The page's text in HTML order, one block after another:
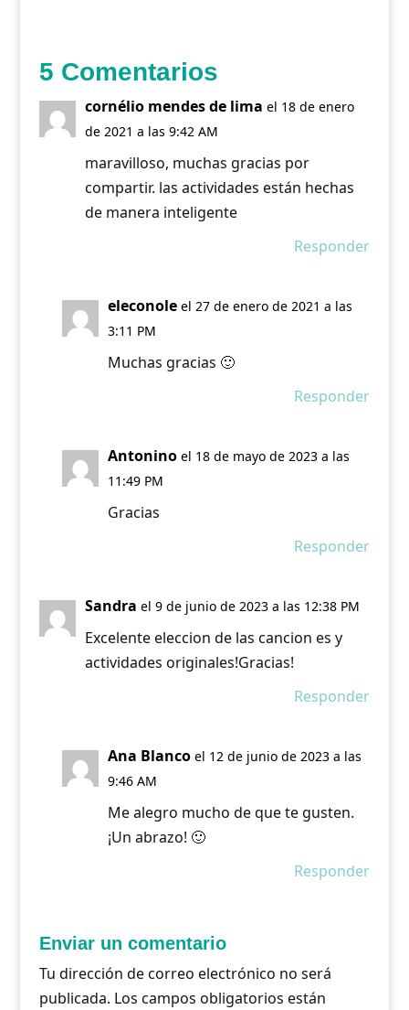
5 Comentarios
cornélio mendes de lima el 18 de enero
de 2021 a las 9:42 AM
maravilloso, muchas gracias por
compartir. las actividades están hechas
de manera inteligente
Responder
eleconole el 27 de enero de 2021 a las
3:11 PM
Muchas gracias 🙂
Responder
Antonino el 18 de mayo de 2023 a las
11:49 PM
Gracias
Responder
Sandra el 9 de junio de 2023 a las 12:38 PM
Excelente eleccion de las cancion es y
actividades originales!Gracias!
Responder
Ana Blanco el 12 de junio de 2023 a las
9:46 AM
Me alegro mucho de que te gusten.
¡Un abrazo! 🙂
Responder
Enviar un comentario
Tu dirección de correo electrónico no será
publicada. Los campos obligatorios están